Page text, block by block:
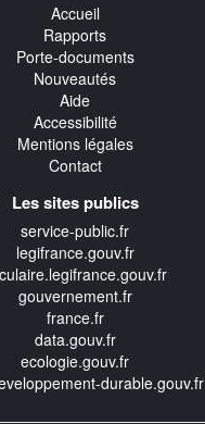
Accueil
Rapports
Porte-documents
Nouveautés
Aide
Accessibilité
Mentions légales
Contact
Les sites publics
service-public.fr
legifrance.gouv.fr
gouvernement.fr
france.fr
data.gouv.fr
ecologie.gouv.fr
durable.gouv.fr